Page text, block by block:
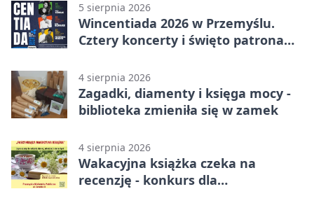
5 sierpnia 2026
Wincentiada 2026 w Przemyślu.
Cztery koncerty i święto patrona
4 sierpnia 2026
Zagadki, diamenty i księga mocy -
biblioteka zmieniła się w zamek
4 sierpnia 2026
Wakacyjna książka czeka na
recenzję - konkurs dla